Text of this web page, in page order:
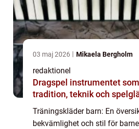
03 maj 2026 Mikaela Bergholm
redaktionel
Dragspel instrumentet som förenar
tradition, teknik och
Träningskläder barn: En
bekvämlighet och stil för